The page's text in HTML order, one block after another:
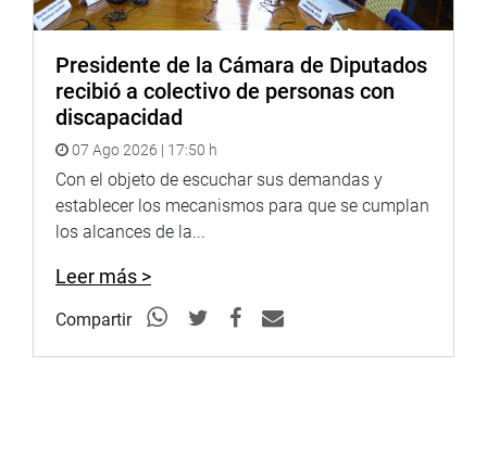
Presidente de la Cámara de Diputados
recibió a colectivo de personas con
discapacidad
07 Ago 2026 | 17:50 h
Con el objeto de escuchar sus demandas y
establecer los mecanismos para que se cumplan
los alcances de la...
Leer más >
Compartir